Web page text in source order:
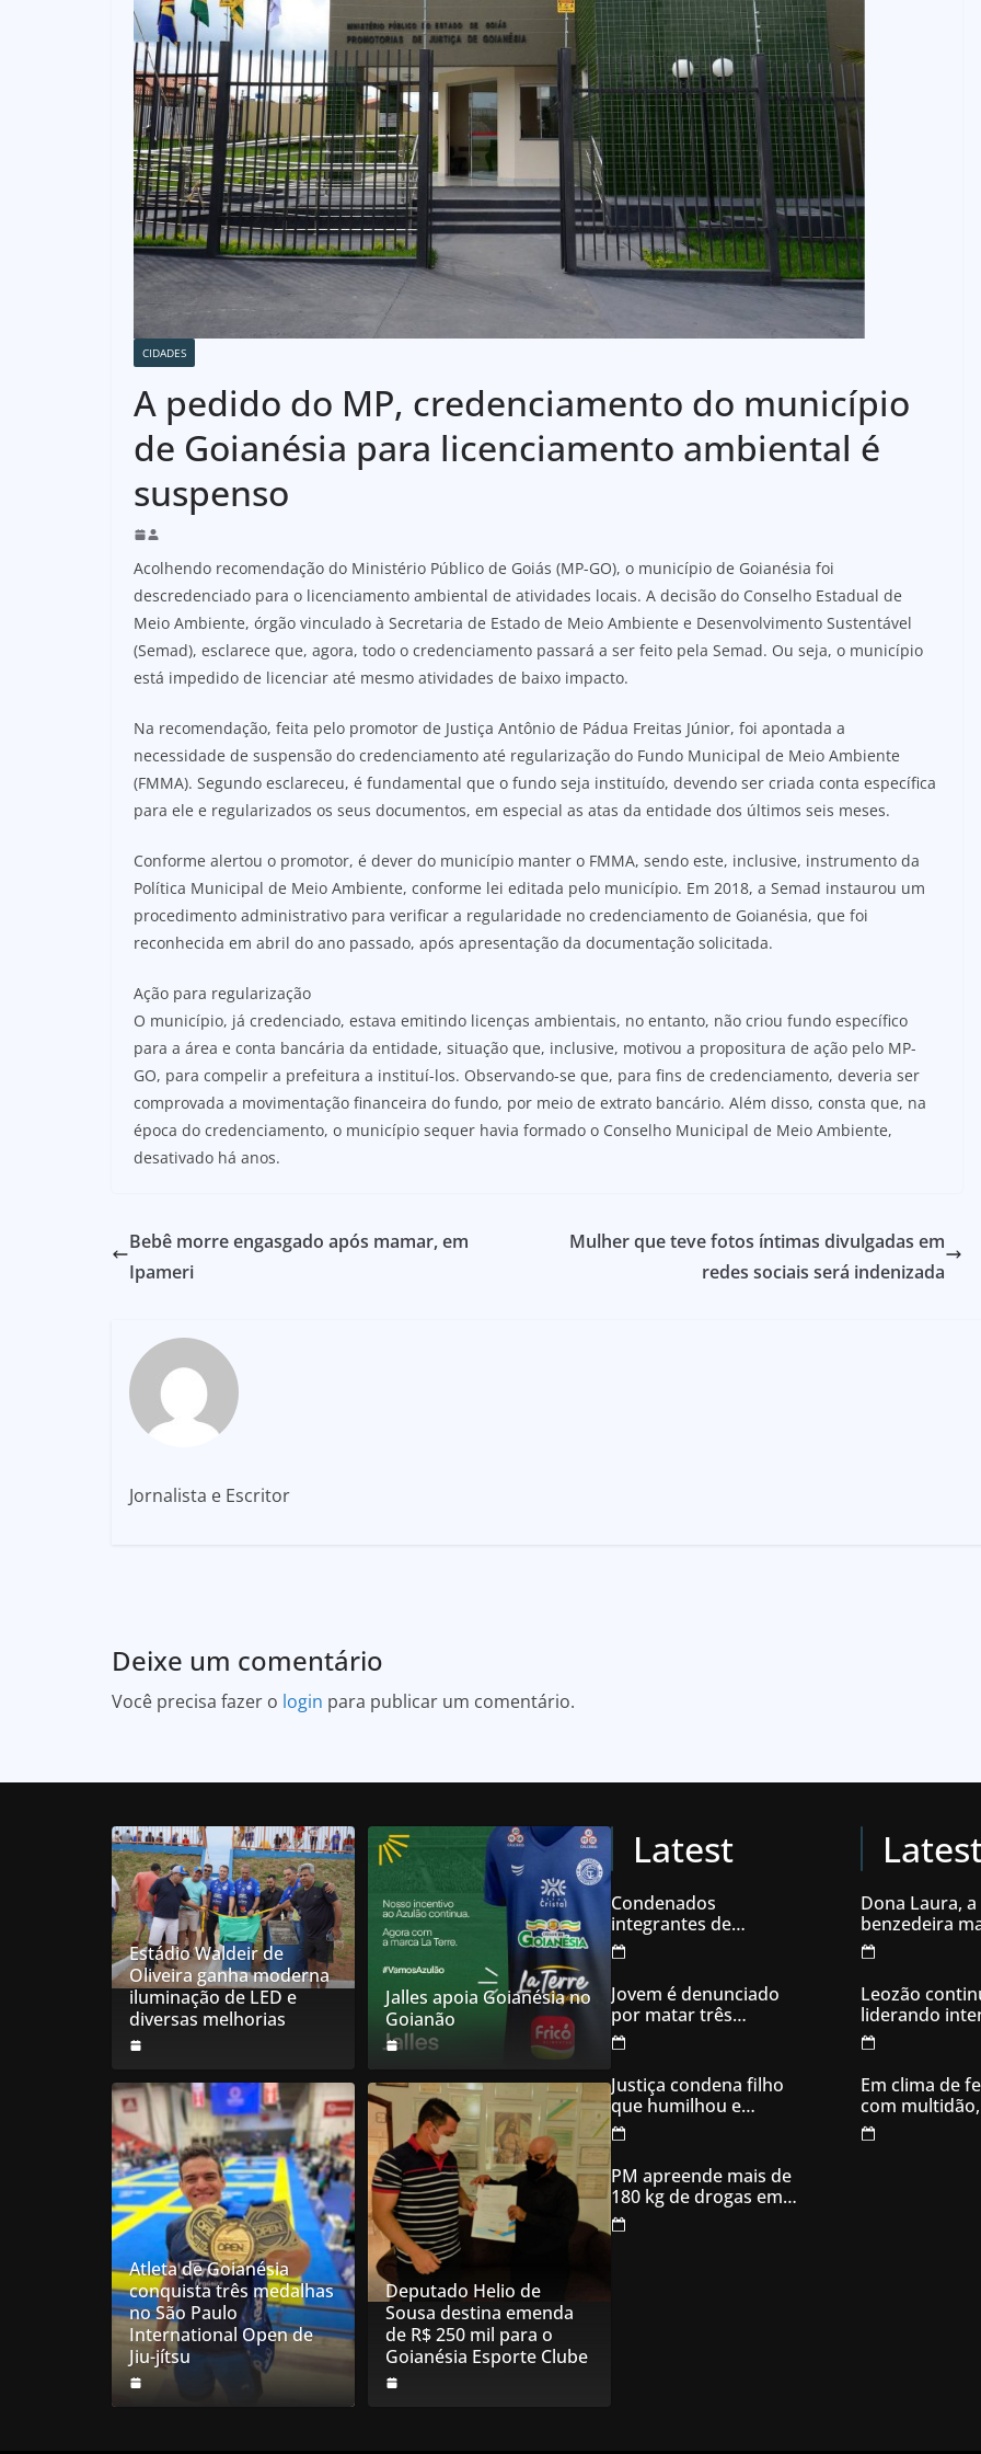
CIDADES
A pedido do MP, credenciamento do município
de Goianésia para licenciamento ambiental é
suspenso
Acolhendo recomendação do Ministério Público de Goiás (MP-GO), o município de Goianésia foi
descredenciado para o licenciamento ambiental de atividades locais. A decisão do Conselho Estadual de
Meio Ambiente, órgão vinculado à Secretaria de Estado de Meio Ambiente e Desenvolvimento Sustentável
(Semad), esclarece que, agora, todo o credenciamento passará a ser feito pela Semad. Ou seja, o município
está impedido de licenciar até mesmo atividades de baixo impacto.
Na recomendação, feita pelo promotor de Justiça Antônio de Pádua Freitas Júnior, foi apontada a
necessidade de suspensão do credenciamento até regularização do Fundo Municipal de Meio Ambiente
(FMMA). Segundo esclareceu, é fundamental que o fundo seja instituído, devendo ser criada conta específica
para ele e regularizados os seus documentos, em especial as atas da entidade dos últimos seis meses.
Conforme alertou o promotor, é dever do município manter o FMMA, sendo este, inclusive, instrumento da
Política Municipal de Meio Ambiente, conforme lei editada pelo município. Em 2018, a Semad instaurou um
procedimento administrativo para verificar a regularidade no credenciamento de Goianésia, que foi
reconhecida em abril do ano passado, após apresentação da documentação solicitada.
Ação para regularização
O município, já credenciado, estava emitindo licenças ambientais, no entanto, não criou fundo específico
para a área e conta bancária da entidade, situação que, inclusive, motivou a propositura de ação pelo MP-
GO, para compelir a prefeitura a instituí-los. Observando-se que, para fins de credenciamento, deveria ser
comprovada a movimentação financeira do fundo, por meio de extrato bancário. Além disso, consta que, na
época do credenciamento, o município sequer havia formado o Conselho Municipal de Meio Ambiente,
desativado há anos.
Bebê morre engasgado após mamar, em
Ipameri
Mulher que teve fotos íntimas divulgadas em
redes sociais será indenizada
Jornalista e Escritor
Deixe um comentário
Você precisa fazer o login para publicar um comentário.
Estádio Waldeir de
Oliveira ganha moderna
iluminação de LED e
diversas melhorias
Jalles apoia Goianésia no
Goianão
Atleta de Goianésia
conquista três medalhas
no São Paulo
International Open de
Jiu-jítsu
Deputado Helio de
Sousa destina emenda
de R$ 250 mil para o
Goianésia Esporte Clube
Latest
Condenados
integrantes de
organização
criminosa acusados
de explodir caixas
eletrônicos
Jovem é denunciado
por matar três
filhotes de cachorro e
usar sangue para
ameaçar os donos,
em Aparecida de
Goiânia
Justiça condena filho
que humilhou e
ameaçou mãe idosa;
da prisão à sentença
condenatória foram
apenas 21 dias
PM apreende mais de
180 kg de drogas em
Goiás
Dona Laura, a
benzedeira
famosa de
Leozão
liderando
votos em
Em clima de
com
inaugura
campanha